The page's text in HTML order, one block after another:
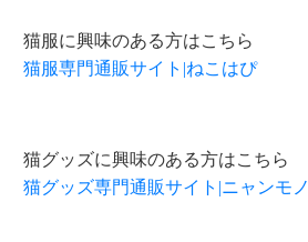
猫服に興味のある方はこちら
猫服専門通販サイト|ねこはぴ
猫グッズに興味のある方はこちら
猫グッズ専門通販サイト|ニャンモノ